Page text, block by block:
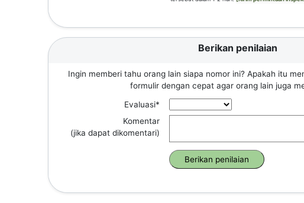
Berikan penilaian
Ingin memberi tahu orang lain siapa nomor ini? Apakah itu
formulir dengan cepat agar orang lain juga
Evaluasi*
Komentar
(jika dapat dikomentari)